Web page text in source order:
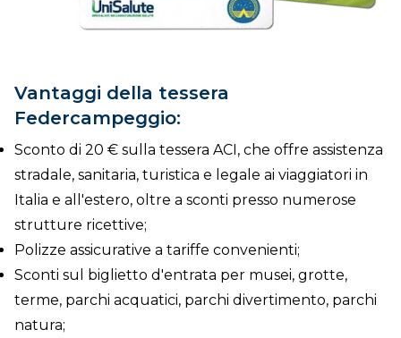
Vantaggi della tessera
Federcampeggio:
Sconto di 20 € sulla tessera ACI, che offre assistenza
stradale, sanitaria, turistica e legale ai viaggiatori in
Italia e all'estero, oltre a sconti presso numerose
strutture ricettive;
Polizze assicurative a tariffe convenienti;
Sconti sul biglietto d'entrata per musei, grotte,
terme, parchi acquatici, parchi divertimento, parchi
natura;